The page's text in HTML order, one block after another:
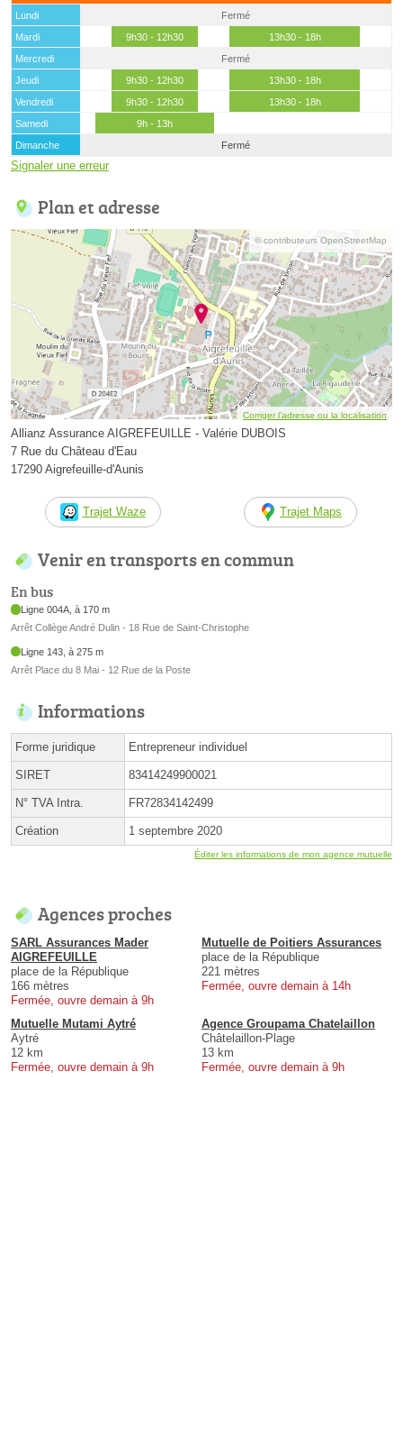
Lundi
Fermé
Mardi
9h30 - 12h30
13h30 - 18h
Mercredi
Fermé
Jeudi
9h30 - 12h30
13h30 - 18h
Vendredi
9h30 - 12h30
13h30 - 18h
Samedi
9h - 13h
Dimanche
Fermé
Signaler une erreur
Plan et adresse
© contributeurs OpenStreetMap
Corriger l’adresse ou la localisation
Allianz Assurance AIGREFEUILLE - Valérie DUBOIS
7 Rue du Château d'Eau
17290 Aigrefeuille-d'Aunis
Trajet Waze Trajet Maps
Venir en transports en commun
En bus
Ligne 004A, à 170 m
Arrêt Collège André Dulin - 18 Rue de Saint-Christophe
Ligne 143, à 275 m
Arrêt Place du 8 Mai - 12 Rue de la Poste
Informations
Forme juridique Entrepreneur individuel
SIRET 83414249900021
N° TVA Intra. FR72834142499
Création 1 septembre 2020
Éditer les informations de mon agence mutuelle
Agences proches
SARL Assurances Mader
AIGREFEUILLE
place de la République
166 mètres
Fermée, ouvre demain à 9h
Mutuelle de Poitiers Assurances
place de la République
221 mètres
Fermée, ouvre demain à 14h
Mutuelle Mutami Aytré
Aytré
12 km
Fermée, ouvre demain à 9h
Agence Groupama Chatelaillon
Châtelaillon-Plage
13 km
Fermée, ouvre demain à 9h